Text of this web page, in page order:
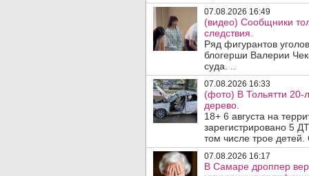
07.08.2026 16:49
(видео) Сообщники
следствия.
Ряд фигурантов
блогерши Валерии
суда. ..
07.08.2026 16:33
(фото) В Тольятти 20-
дерево.
18+ 6 августа на
зарегистрировано 5
том числе трое
07.08.2026 16:17
В Самаре дроппер